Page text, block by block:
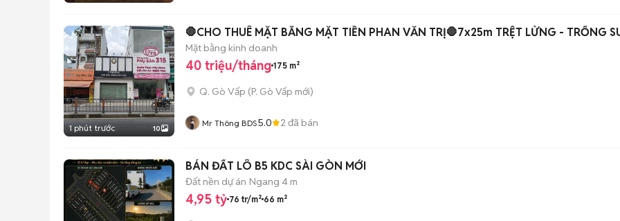
1 phút trước 10
🛑CHO THUÊ MẶT BẰNG MẶT TIỀN PHAN VĂN TRỊ🛑7x25m TRỆT LỬNG - TRỐNG
Mặt bằng kinh doanh
40 triệu/tháng 175 m²
Q. Gò Vấp (P. Gò Vấp mới)
Mr Thông BDS5.0 2 đã bán
BÁN ĐẤT LÔ B5 KDC SÀI GÒN MỚI
Đất nền dự án Ngang 4 m
4,95 tỷ 76 tr/m² 66 m²